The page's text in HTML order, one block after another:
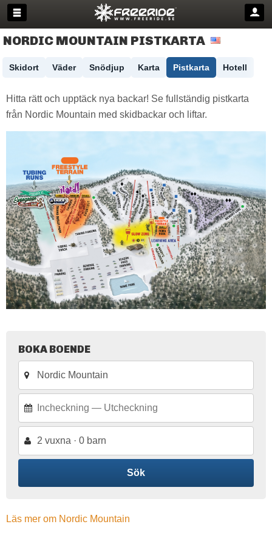
NORDIC MOUNTAIN PISTKARTA
Skidort Väder Snödjup Karta Pistkarta Hotell
Hitta rätt och upptäck nya backar! Se fullständig pistkarta
från Nordic Mountain med skidbackar och liftar.
BOKA BOENDE
2 vuxna · 0 barn
Sök
Läs mer om Nordic Mountain